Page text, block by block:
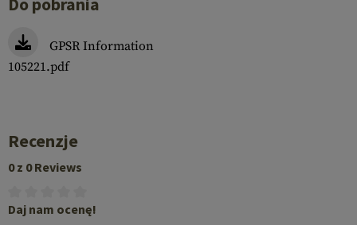
Do pobrania
GPSR Information
105221.pdf
Recenzje
0 z 0 Reviews
Daj nam ocenę!